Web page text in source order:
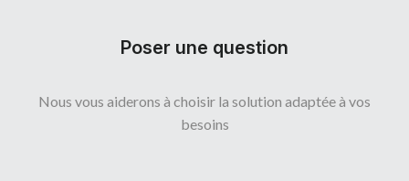
Poser une question
Nous vous aiderons à choisir la solution adaptée à vos
besoins